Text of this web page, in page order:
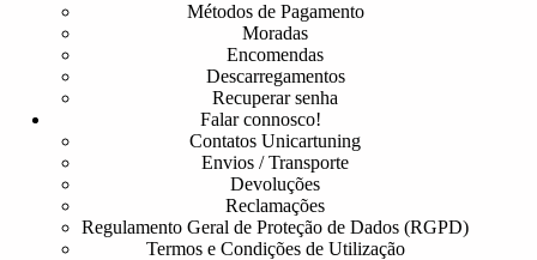
Métodos de Pagamento
Moradas
Encomendas
Descarregamentos
Recuperar senha
Falar connosco!
Contatos Unicartuning
Envios / Transporte
Devoluções
Reclamações
Regulamento Geral de Proteção de Dados (RGPD)
Termos e Condições de Utilização